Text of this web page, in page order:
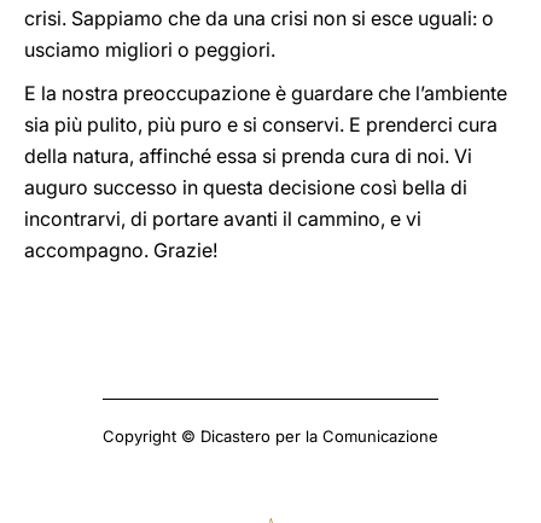
crisi. Sappiamo che da una crisi non si esce uguali: o
usciamo migliori o peggiori.
E la nostra preoccupazione è guardare che l’ambiente
sia più pulito, più puro e si conservi. E prenderci cura
della natura, affinché essa si prenda cura di noi. Vi
auguro successo in questa decisione così bella di
incontrarvi, di portare avanti il cammino, e vi
accompagno. Grazie!
Copyright © Dicastero per la Comunicazione